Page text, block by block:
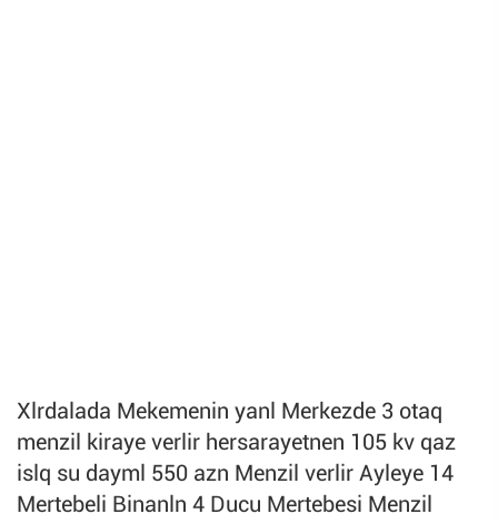
Xlrdalada Mekemenin yanl Merkezde 3 otaq
menzil kiraye verlir hersarayetnen 105 kv qaz
islq su dayml 550 azn Menzil verlir Ayleye 14
Mertebeli Binanln 4 Ducu Mertebesi Menzil